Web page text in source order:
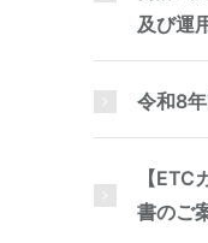
及び運
令和8
【
書のご